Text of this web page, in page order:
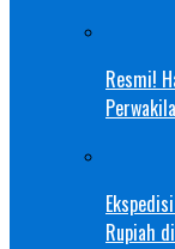
Resmi!
Rupiah